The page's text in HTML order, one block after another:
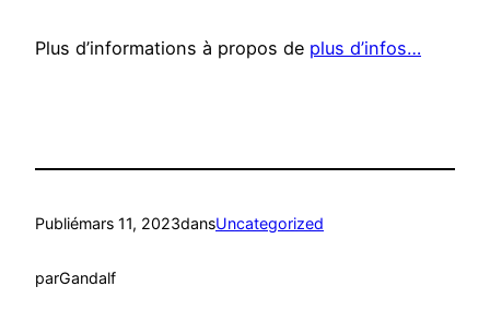
Plus d’informations à propos de plus d’infos…
Publiémars 11, 2023dansUncategorized
parGandalf